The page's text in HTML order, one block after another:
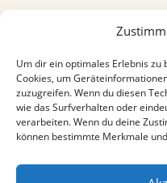
Um dir ein optimales Erlebnis zu
Cookies, um
zuzugreifen. Wenn du diesen
wie das Surfverhalten oder
verarbeiten. Wenn du deine
können bestimmte Merkmale
Blog